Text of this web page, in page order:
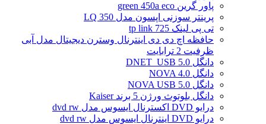
پاور گرین green 450a eco
پرینتر سوزنی اپسون مدل LQ 350
تی پی لینک tp link 725
حافظه اچ دی دی اینترنال وسترن دیجیتال مدل آبی
ظرفیت 2 ترابایت
دانگل DNET_USB 5.0
دانگل NOVA 4.0
دانگل NOVA USB 5.0
دانگل بلوتوث ورژن 5 برند Kaiser
درایو DVD اکسترنال ایسوس مدل dvd rw
درایو DVD اینترنال ایسوس مدل dvd rw